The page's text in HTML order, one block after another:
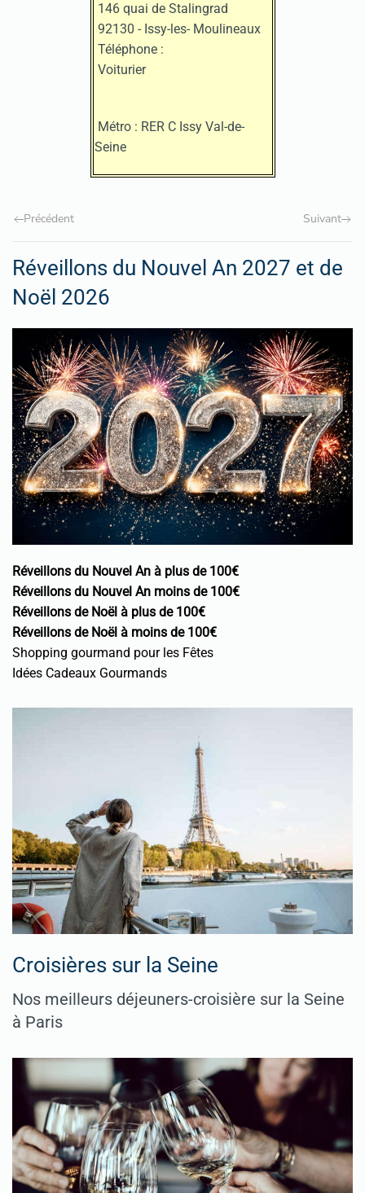
146 quai de Stalingrad
92130 - Issy-les- Moulineaux
Téléphone :
Voiturier
Métro : RER C Issy Val-de-
Seine
Précédent Suivant
Réveillons du Nouvel An 2027 et de
Noël 2026
Réveillons du Nouvel An à plus de 100€
Réveillons du Nouvel An moins de 100€
Réveillons de Noël à plus de 100€
Réveillons de Noël à moins de 100€
Shopping gourmand pour les Fêtes
Idées Cadeaux Gourmands
Croisières sur la Seine
Nos meilleurs déjeuners-croisière sur la Seine
à Paris